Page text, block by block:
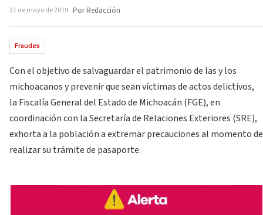
31 de mayo de 2019 Por Redacción
Fraudes
Con el objetivo de salvaguardar el patrimonio de las y los
michoacanos y prevenir que sean víctimas de actos delictivos,
la Fiscalía General del Estado de Michoacán (FGE), en
coordinación con la Secretaría de Relaciones Exteriores (SRE),
exhorta a la población a extremar precauciones al momento de
realizar su trámite de pasaporte.